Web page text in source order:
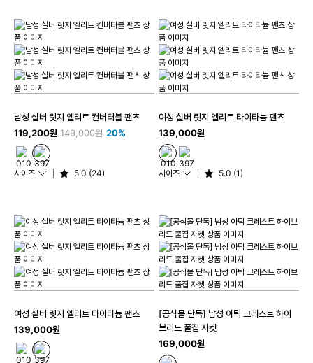
남성 실버 릿지 엘리트 컨버터블 팬츠
119,200원 149,000원 20%
사이즈 5.0 (24)
여성 실버 릿지 엘리트 타이타늄 팬츠
139,000원
사이즈 5.0 (1)
여성 실버 릿지 엘리트 타이타늄 팬츠
139,000원
[공식몰 단독] 남성 아틱 크레스트 하이
브리드 풀집 자켓
169,000원